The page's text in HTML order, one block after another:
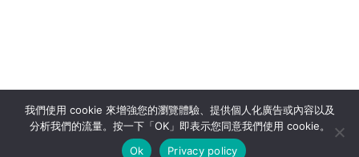
隱私政策 使用條款
seo公司|sem公司|網頁設計|網頁設計公司by isualsense
我們使用 cookie 來增強您的瀏覽體驗、提供個人化廣告或內容以及
分析我們的流量。按一下「OK」即表示您同意我們使用 cookie。
Ok
Privacy policy